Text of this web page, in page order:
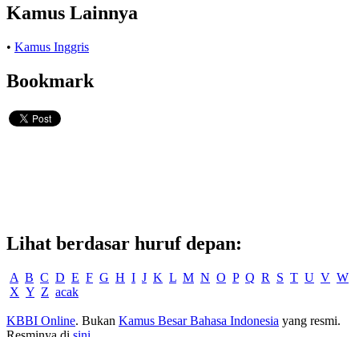
Kamus Lainnya
• Kamus Inggris
Bookmark
Lihat berdasar huruf depan:
A B C D E F G H I J K L M N O P Q R S T U V W
X Y Z acak
KBBI Online. Bukan Kamus Besar Bahasa Indonesia yang resmi.